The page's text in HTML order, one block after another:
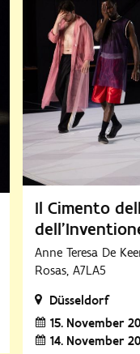
Il Cimento
Anne Teresa De
Rosas, A7LA5
Düsseldorf
15. November
14. November